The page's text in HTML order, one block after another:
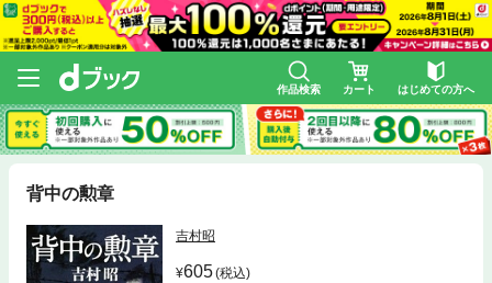
作品検索 カート はじめての方へ
背中の勲章
吉村昭
605(税込)